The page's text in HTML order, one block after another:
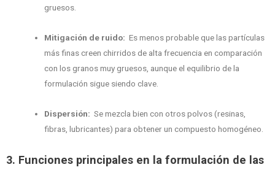
gruesos.
Mitigación de ruido: Es menos probable que las partículas
más finas creen chirridos de alta frecuencia en comparación
con los granos muy gruesos, aunque el equilibrio de la
formulación sigue siendo clave.
Dispersión: Se mezcla bien con otros polvos (resinas,
fibras, lubricantes) para obtener un compuesto homogéneo.
3. Funciones principales en la formulación de las